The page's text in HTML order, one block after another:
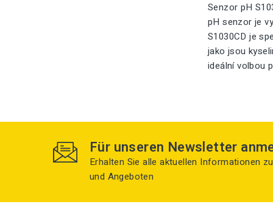
Senzor pH
pH senzor je
S1030CD je
jako jsou
ideální volbou
Für unseren Newsletter
Erhalten Sie alle aktuellen Informationen
und Angeboten